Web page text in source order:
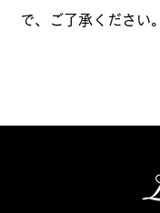
で、ご了承ください。